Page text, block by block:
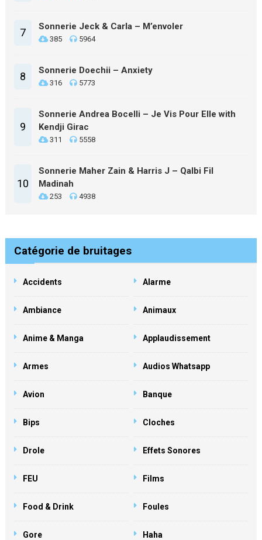
7 Sonnerie Jeck & Carla – M’envoler
385 5964
8 Sonnerie Doechii – Anxiety
316 5773
9
Sonnerie Andrea Bocelli – Je Vis Pour Elle with
Kendji Girac
311 5558
10
Sonnerie Maher Zain & Harris J – Qalbi Fil
Madinah
253 4938
Catégorie de bruitages
Accidents Alarme
Ambiance Animaux
Anime & Manga Applaudissement
Armes Audios Whatsapp
Avion Banque
Bips Cloches
Drole Effets Sonores
FEU Films
Food & Drink Foules
Gore Haha